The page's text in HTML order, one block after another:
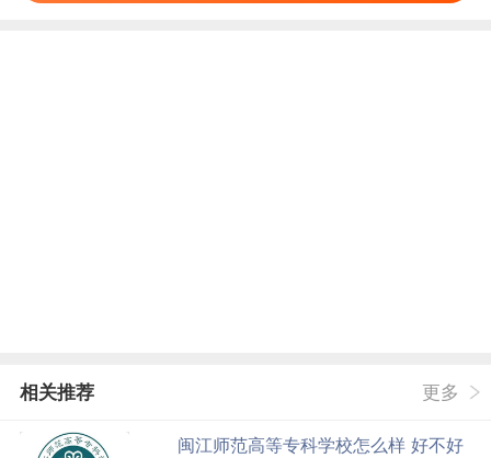
相关推荐 更多
闽江师范高等专科学校怎么样 好不好